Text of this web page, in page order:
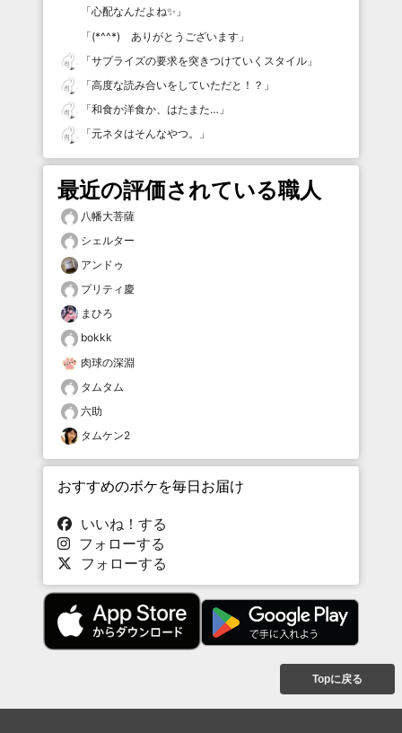
「心配なんだよね✨ 」
「(*^^*) ありがとうございます 」
「サプライズの要求を突きつけていくスタイル 」
「高度な読み合いをしていただと！？ 」
「和食か洋食か、はたまた… 」
「元ネタはそんなやつ。 」
最近の評価されている職人
八幡大菩薩
シェルター
アンドゥ
プリティ慶
まひろ
bokkk
肉球の深淵
タムタム
六助
タムケン2
おすすめのボケを毎日お届け
いいね！する
フォローする
フォローする
Topに戻る